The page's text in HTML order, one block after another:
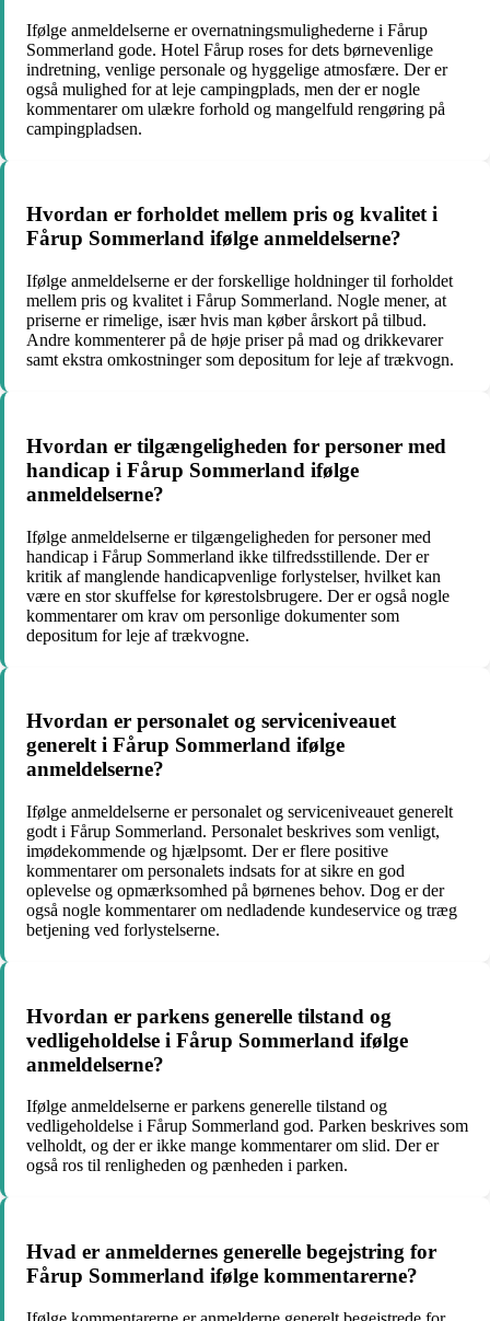
Ifølge anmeldelserne er overnatningsmulighederne i Fårup
Sommerland gode. Hotel Fårup roses for dets børnevenlige
indretning, venlige personale og hyggelige atmosfære. Der er
også mulighed for at leje campingplads, men der er nogle
kommentarer om ulækre forhold og mangelfuld rengøring på
campingpladsen.
Hvordan er forholdet mellem pris og kvalitet i
Fårup Sommerland ifølge anmeldelserne?
Ifølge anmeldelserne er der forskellige holdninger til forholdet
mellem pris og kvalitet i Fårup Sommerland. Nogle mener, at
priserne er rimelige, især hvis man køber årskort på tilbud.
Andre kommenterer på de høje priser på mad og drikkevarer
samt ekstra omkostninger som depositum for leje af trækvogn.
Hvordan er tilgængeligheden for personer med
handicap i Fårup Sommerland ifølge
anmeldelserne?
Ifølge anmeldelserne er tilgængeligheden for personer med
handicap i Fårup Sommerland ikke tilfredsstillende. Der er
kritik af manglende handicapvenlige forlystelser, hvilket kan
være en stor skuffelse for kørestolsbrugere. Der er også nogle
kommentarer om krav om personlige dokumenter som
depositum for leje af trækvogne.
Hvordan er personalet og serviceniveauet
generelt i Fårup Sommerland ifølge
anmeldelserne?
Ifølge anmeldelserne er personalet og serviceniveauet generelt
godt i Fårup Sommerland. Personalet beskrives som venligt,
imødekommende og hjælpsomt. Der er flere positive
kommentarer om personalets indsats for at sikre en god
oplevelse og opmærksomhed på børnenes behov. Dog er der
også nogle kommentarer om nedladende kundeservice og træg
betjening ved forlystelserne.
Hvordan er parkens generelle tilstand og
vedligeholdelse i Fårup Sommerland ifølge
anmeldelserne?
Ifølge anmeldelserne er parkens generelle tilstand og
vedligeholdelse i Fårup Sommerland god. Parken beskrives som
velholdt, og der er ikke mange kommentarer om slid. Der er
også ros til renligheden og pænheden i parken.
Hvad er anmeldernes generelle begejstring for
Fårup Sommerland ifølge kommentarerne?